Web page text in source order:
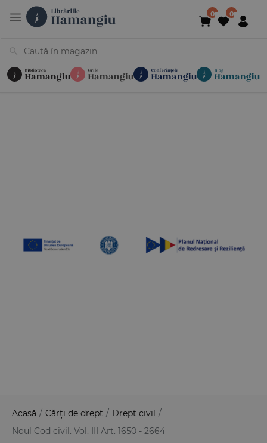
Acasă / Cărți de drept / Drept civil /
Noul Cod civil. Vol. III Art. 1650 - 2664